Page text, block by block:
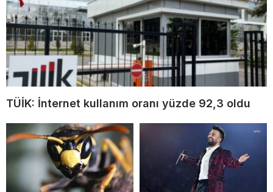
TÜİK: İnternet kullanım oranı yüzde 92,3 oldu